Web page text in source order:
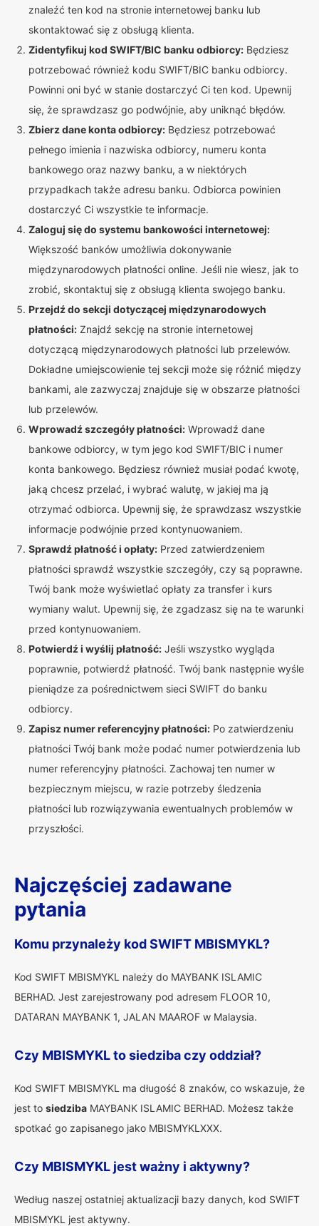
znaleźć ten kod na stronie internetowej banku lub
skontaktować się z obsługą klienta.
Zidentyfikuj kod SWIFT/BIC banku odbiorcy: Będziesz
potrzebować również kodu SWIFT/BIC banku odbiorcy.
Powinni oni być w stanie dostarczyć Ci ten kod. Upewnij
się, że sprawdzasz go podwójnie, aby uniknąć błędów.
Zbierz dane konta odbiorcy: Będziesz potrzebować
pełnego imienia i nazwiska odbiorcy, numeru konta
bankowego oraz nazwy banku, a w niektórych
przypadkach także adresu banku. Odbiorca powinien
dostarczyć Ci wszystkie te informacje.
Zaloguj się do systemu bankowości internetowej:
Większość banków umożliwia dokonywanie
międzynarodowych płatności online. Jeśli nie wiesz, jak to
zrobić, skontaktuj się z obsługą klienta swojego banku.
Przejdź do sekcji dotyczącej międzynarodowych
płatności: Znajdź sekcję na stronie internetowej
dotyczącą międzynarodowych płatności lub przelewów.
Dokładne umiejscowienie tej sekcji może się różnić między
bankami, ale zazwyczaj znajduje się w obszarze płatności
lub przelewów.
Wprowadź szczegóły płatności: Wprowadź dane
bankowe odbiorcy, w tym jego kod SWIFT/BIC i numer
konta bankowego. Będziesz również musiał podać kwotę,
jaką chcesz przelać, i wybrać walutę, w jakiej ma ją
otrzymać odbiorca. Upewnij się, że sprawdzasz wszystkie
informacje podwójnie przed kontynuowaniem.
Sprawdź płatność i opłaty: Przed zatwierdzeniem
płatności sprawdź wszystkie szczegóły, czy są poprawne.
Twój bank może wyświetlać opłaty za transfer i kurs
wymiany walut. Upewnij się, że zgadzasz się na te warunki
przed kontynuowaniem.
Potwierdź i wyślij płatność: Jeśli wszystko wygląda
poprawnie, potwierdź płatność. Twój bank następnie wyśle
pieniądze za pośrednictwem sieci SWIFT do banku
odbiorcy.
Zapisz numer referencyjny płatności: Po zatwierdzeniu
płatności Twój bank może podać numer potwierdzenia lub
numer referencyjny płatności. Zachowaj ten numer w
bezpiecznym miejscu, w razie potrzeby śledzenia
płatności lub rozwiązywania ewentualnych problemów w
przyszłości.
Najczęściej zadawane
pytania
Komu przynależy kod SWIFT MBISMYKL?
Kod SWIFT MBISMYKL należy do MAYBANK ISLAMIC
BERHAD. Jest zarejestrowany pod adresem FLOOR 10,
DATARAN MAYBANK 1, JALAN MAAROF w Malaysia.
Czy MBISMYKL to siedziba czy oddział?
Kod SWIFT MBISMYKL ma długość 8 znaków, co wskazuje, że
jest to siedziba MAYBANK ISLAMIC BERHAD. Możesz także
spotkać go zapisanego jako MBISMYKLXXX.
Czy MBISMYKL jest ważny i aktywny?
Według naszej ostatniej aktualizacji bazy danych, kod SWIFT
MBISMYKL jest aktywny.